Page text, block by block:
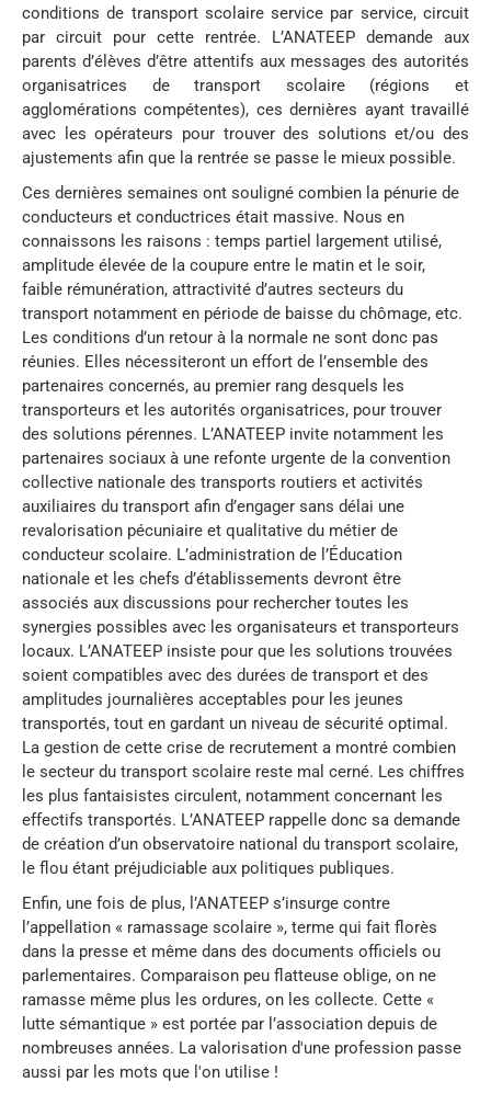
conditions de transport scolaire service par service, circuit
par circuit pour cette rentrée. L’ANATEEP demande aux
parents d’élèves d’être attentifs aux messages des autorités
organisatrices de transport scolaire (régions et
agglomérations compétentes), ces dernières ayant travaillé
avec les opérateurs pour trouver des solutions et/ou des
ajustements afin que la rentrée se passe le mieux possible.
Ces dernières semaines ont souligné combien la pénurie de
conducteurs et conductrices était massive. Nous en
connaissons les raisons : temps partiel largement utilisé,
amplitude élevée de la coupure entre le matin et le soir,
faible rémunération, attractivité d’autres secteurs du
transport notamment en période de baisse du chômage, etc.
Les conditions d’un retour à la normale ne sont donc pas
réunies. Elles nécessiteront un effort de l’ensemble des
partenaires concernés, au premier rang desquels les
transporteurs et les autorités organisatrices, pour trouver
des solutions pérennes. L’ANATEEP invite notamment les
partenaires sociaux à une refonte urgente de la convention
collective nationale des transports routiers et activités
auxiliaires du transport afin d’engager sans délai une
revalorisation pécuniaire et qualitative du métier de
conducteur scolaire. L’administration de l’Éducation
nationale et les chefs d’établissements devront être
associés aux discussions pour rechercher toutes les
synergies possibles avec les organisateurs et transporteurs
locaux. L’ANATEEP insiste pour que les solutions trouvées
soient compatibles avec des durées de transport et des
amplitudes journalières acceptables pour les jeunes
transportés, tout en gardant un niveau de sécurité optimal.
La gestion de cette crise de recrutement a montré combien
le secteur du transport scolaire reste mal cerné. Les chiffres
les plus fantaisistes circulent, notamment concernant les
effectifs transportés. L’ANATEEP rappelle donc sa demande
de création d’un observatoire national du transport scolaire,
le flou étant préjudiciable aux politiques publiques.
Enfin, une fois de plus, l’ANATEEP s’insurge contre
l’appellation « ramassage scolaire », terme qui fait florès
dans la presse et même dans des documents officiels ou
parlementaires. Comparaison peu flatteuse oblige, on ne
ramasse même plus les ordures, on les collecte. Cette «
lutte sémantique » est portée par l’association depuis de
nombreuses années. La valorisation d'une profession passe
aussi par les mots que l'on utilise !